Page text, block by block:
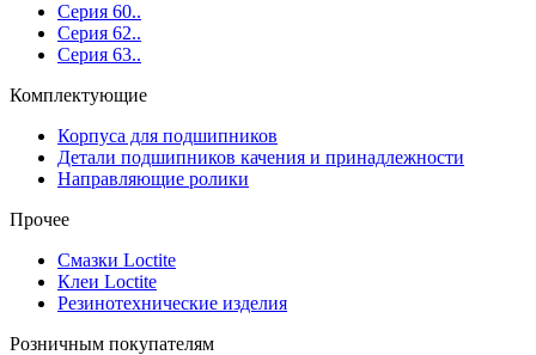
Серия 60..
Серия 62..
Серия 63..
Комплектующие
Корпуса для подшипников
Детали подшипников качения и принадлежности
Направляющие ролики
Прочее
Смазки Loctite
Клеи Loctite
Резинотехнические изделия
Розничным покупателям